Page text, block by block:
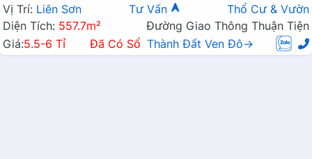
Vị Trí: Liên Sơn Tư Vấn
Thổ Cư & Vườn
Diện Tích: 557.7m²
Đường Giao Thông Thuận Tiện
Giá:5.5-6 Tỉ Đã Có Sổ Thành Đất Ven Đô→